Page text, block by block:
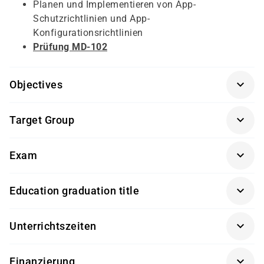
Planen und Implementieren von App-
Schutzrichtlinien und App-
Konfigurationsrichtlinien
Prüfung MD-102
Objectives
persönliches Gespräch
abgeschlossene Berufsausbildung oder
Berufserfahrung im IT-Bereich oder damago
Target Group
arbeitssuchende Fachinformatiker
weiterbilden wollen
Exam
MD-102: Endpoint Administrator
Education graduation title
Modern Desktop Administrator Associate
Unterrichtszeiten
Finanzierung